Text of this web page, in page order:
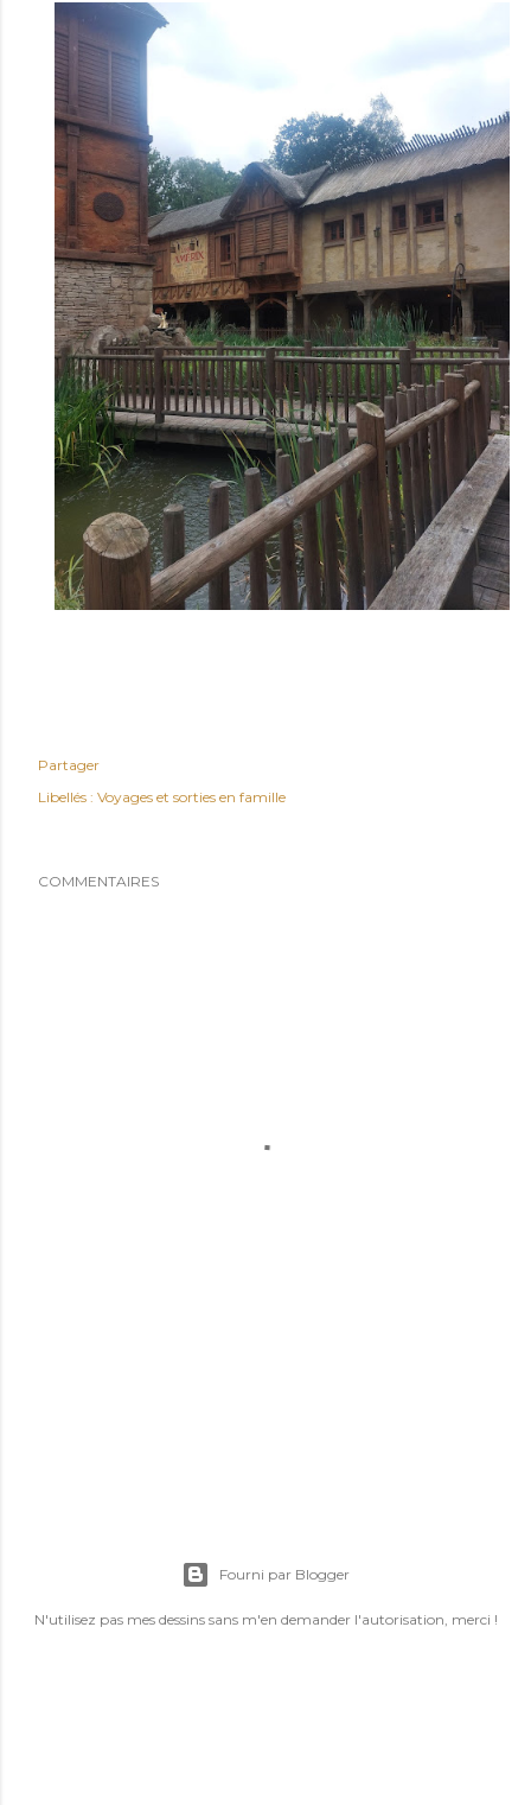
Partager
Libellés : Voyages et sorties en famille
COMMENTAIRES
Fourni par Blogger
N'utilisez pas mes dessins sans m'en demander l'autorisation, merci !